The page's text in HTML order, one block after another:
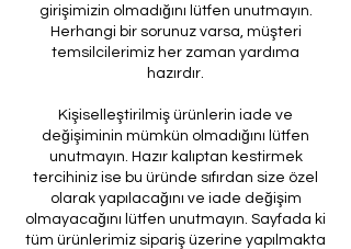
girişimizin olmadığını lütfen unutmayın.
Herhangi bir sorunuz varsa, müşteri
temsilcilerimiz her zaman yardıma
hazırdır.
Kişiselleştirilmiş ürünlerin iade ve
değişiminin mümkün olmadığını lütfen
unutmayın. Hazır kalıptan kestirmek
tercihiniz ise bu üründe sıfırdan size özel
olarak yapılacağını ve iade değişim
olmayacağını lütfen unutmayın. Sayfada ki
tüm ürünlerimiz sipariş üzerine yapılmakta